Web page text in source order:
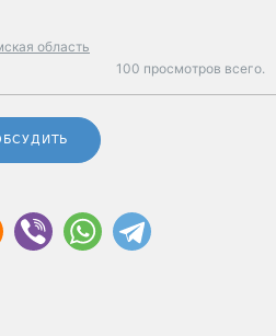
область
100 просмотров всего.